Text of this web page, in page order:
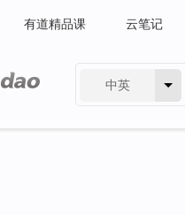
有道精品课 云笔记
中英